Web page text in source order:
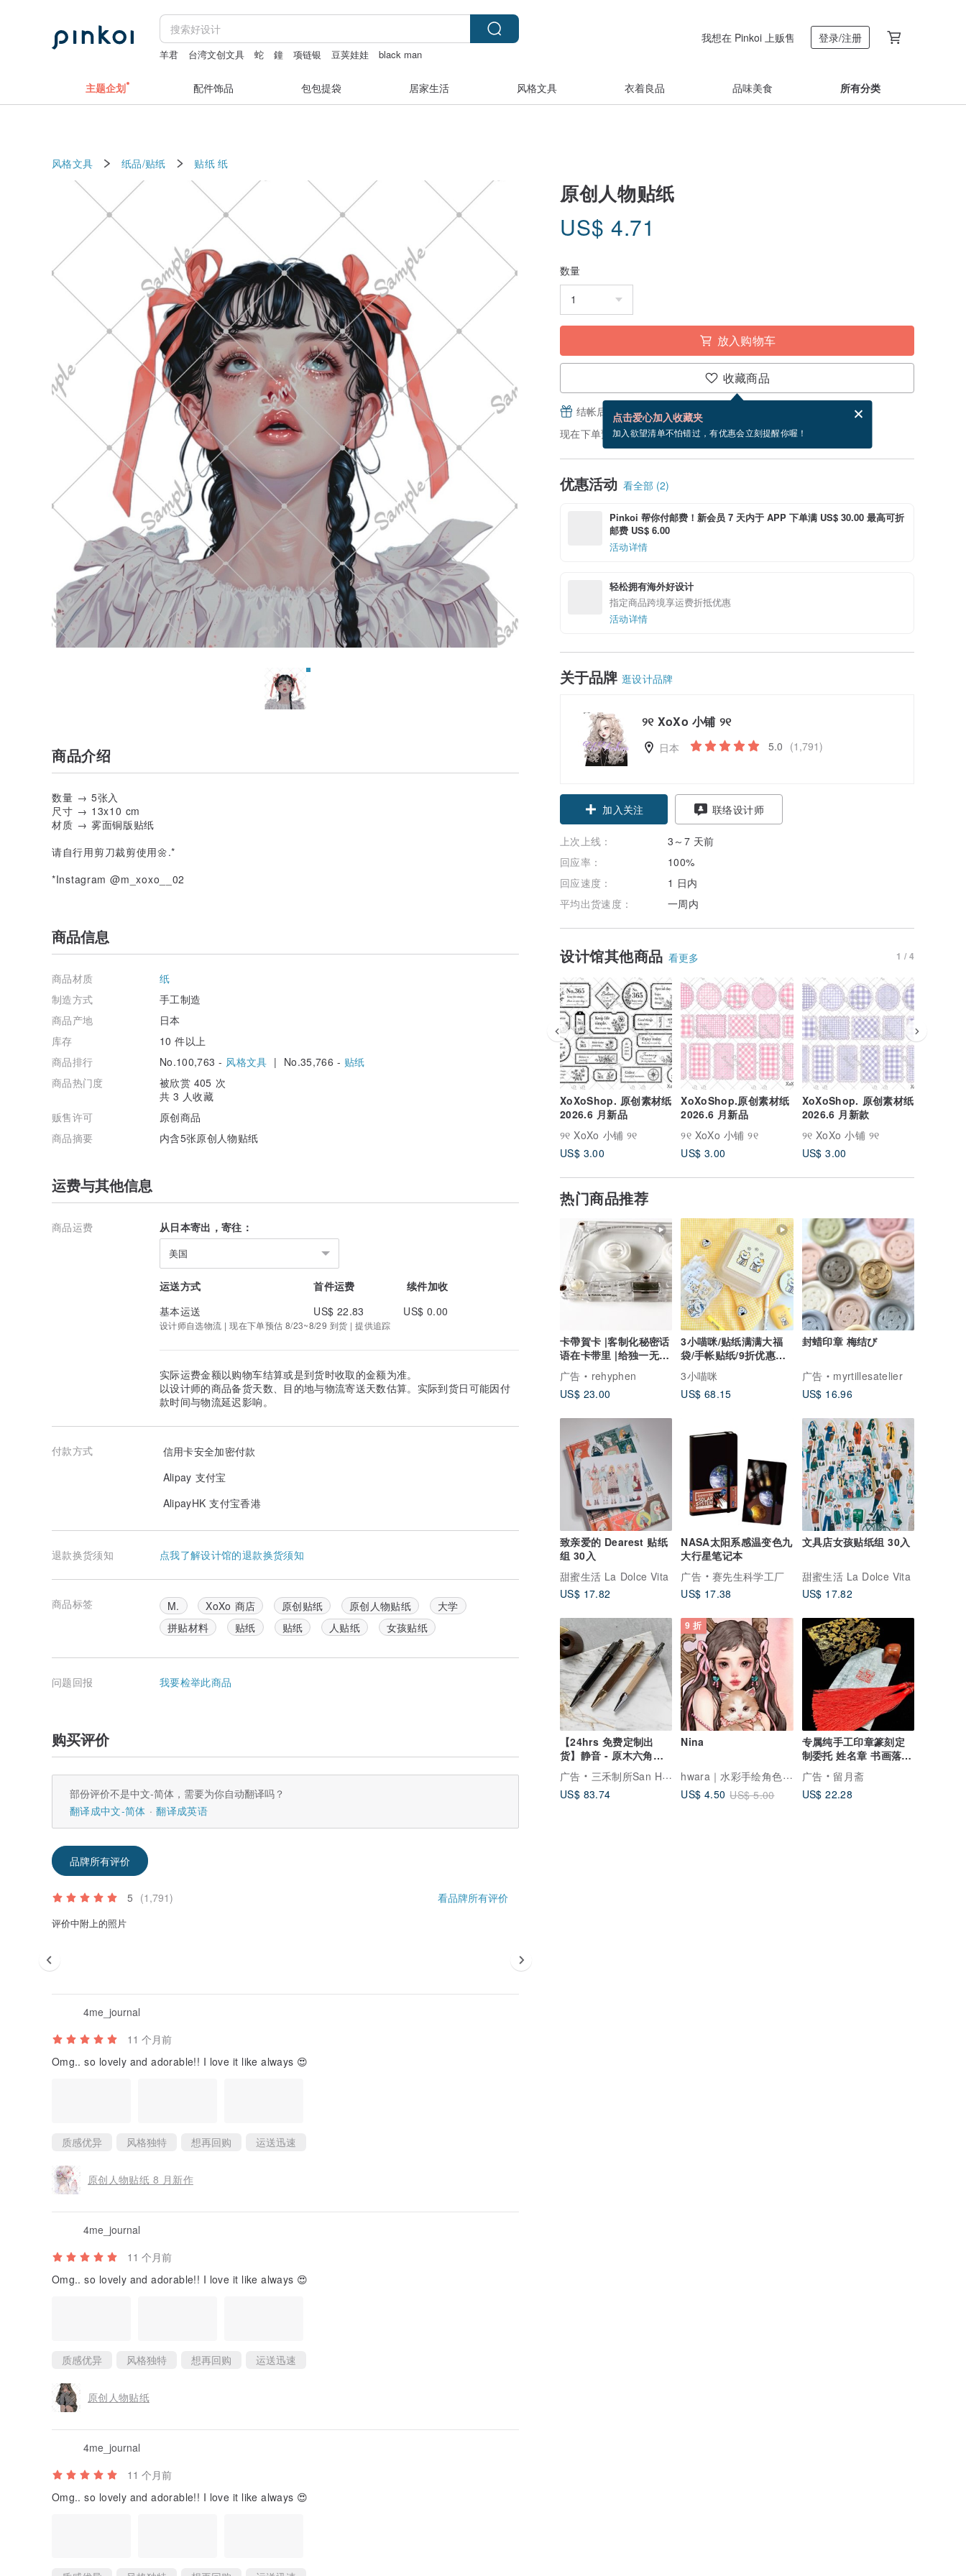
羊君 台湾文创文具 蛇 鐘 项链银 豆荚娃娃
black man
我想在 Pinkoi 上贩售 登录/注册
主题企划 配件饰品 包包提袋 居家生活 风格文具 衣着良品 品味美食 所有分类
风格文具 纸品/贴纸 贴纸 纸
原创人物贴纸
US$ 4.71
数量
放入购物车
收藏商品
点击爱心加入收藏夹
加入欲望清单不怕错过，有优惠会立刻提醒你喔！
结帐后填写并分享，免费帮你寄送电子贺卡。
电子贺卡是什么？
现在下单预估 8/23~8/29 到货。
优惠活动 看全部 (2)
Pinkoi 帮你付邮费！新会员 7 天内于 APP 下单满 US$ 30.00 最高可折
邮费 US$ 6.00
活动详情
轻松拥有海外好设计
指定商品跨境享运费折抵优惠
活动详情
关于品牌 逛设计品牌
୨୧ XoXo 小铺 ୨୧
日本 5.0 (1,791)
加入关注 联络设计师
上次上线：
3～7 天前
回应率：
100%
回应速度：
1 日内
平均出货速度：
一周内
设计馆其他商品 看更多 1 / 4
XoXoShop. 原创素材纸
2026.6 月新品
୨୧ XoXo 小铺 ୨୧
US$ 3.00
XoXoShop.原创素材纸
2026.6 月新品
୨୧ XoXo 小铺 ୨୧
US$ 3.00
XoXoShop. 原创素材纸
2026.6 月新款
୨୧ XoXo 小铺 ୨୧
US$ 3.00
热门商品推荐
卡帶賀卡 |客制化秘密话
语在卡带里 |给独一无二
你的閨蜜生日賀卡
广告
rehyphen
US$ 23.00
3小喵咪/贴纸满满大福
袋/手帐贴纸/9折优惠福
3小喵咪
US$ 68.15
封蜡印章 梅结び
广告
myrtillesatelier
US$ 16.96
致亲爱的 Dearest 贴纸
组 30入
甜蜜生活 La Dolce Vita
US$ 17.82
NASA太阳系感温变色九
大行星笔记本
广告
赛先生科学工厂
US$ 17.38
文具店女孩贴纸组 30入
甜蜜生活 La Dolce Vita
US$ 17.82
【24hrs 免费定制出
货】静音 - 原木六角原
子笔 (黑) 免费刻字
广告
三禾制所San Ho Studio
US$ 83.74
9 折
Nina
hwara｜水彩手绘角色贴纸
US$ 4.50 US$ 5.00
专属纯手工印章篆刻定
制委托 姓名章 书画落款
印 花押
广告
留月斋
US$ 22.28
商品介绍
数量 → 5张入
尺寸 → 13x10 cm
材质 → 雾面铜版贴纸
请自行用剪刀裁剪使用🌼.*
*Instagram @m_xoxo__02
商品信息
商品材质
纸
制造方式
手工制造
商品产地
日本
库存
10 件以上
商品排行
No.100,763 - 风格文具 | No.35,766 - 贴纸
商品热门度
被欣赏 405 次
共 3 人收藏
贩售许可
原创商品
商品摘要
内含5张原创人物贴纸
运费与其他信息
商品运费 从日本寄出，寄往：
美国
运送方式 首件运费
续件加收
基本运送
US$ 22.83 US$ 0.00
设计师自选物流 | 现在下单预估 8/23~8/29 到货 | 提供追踪
实际运费金额以购物车结算或是到货时收取的金额为准。
以设计师的商品备货天数、目的地与物流寄送天数估算。实际到货日可能因付
款时间与物流延迟影响。
付款方式
信用卡安全加密付款
Alipay 支付宝
AlipayHK 支付宝香港
退款换货须知 点我了解设计馆的退款换货须知
商品标签 M. XoXo 商店 原创贴纸 原创人物贴纸
大学
拼贴材料
贴纸 贴纸 人贴纸 女孩贴纸
问题回报 我要检举此商品
购买评价
部份评价不是中文-简体，需要为你自动翻译吗？
翻译成中文-简体
翻译成英语
品牌所有评价
5 (1,791) 看品牌所有评价
评价中附上的照片
4me_journal
11 个月前
Omg.. so lovely and adorable!! I love it like always 😍
质感优异 风格独特 想再回购 运送迅速
原创人物贴纸 8 月新作
4me_journal
11 个月前
Omg.. so lovely and adorable!! I love it like always 😍
质感优异 风格独特 想再回购 运送迅速
原创人物贴纸
4me_journal
11 个月前
Omg.. so lovely and adorable!! I love it like always 😍